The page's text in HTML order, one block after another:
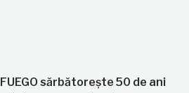
FUEGO sărbătorește 50 de ani